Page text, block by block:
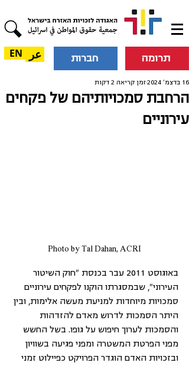
תרומה חברות عر EN
הרחבת סמכויותיהם של פקחים
עירוניים
16 בדצמ׳ 2024 זמן קריאה 2 דקות
Photo by Tal Dahan, ACRI
באוגוסט 2011 עבר בכנסת "חוק השיטור
העירוני", שבמסגרתו הוקנו לפקחים עירוניים
סמכויות מיוחדות למניעת מעשה אלימות, ובין
היתר הסמכות לדרוש מאדם להזדהות
והסמכות לערוך חיפוש על גופו. בשל החשש
מפני הפרטת המשטרה ומפני פגיעה בשוויון
ובזכויות האדם הוגדר הפרויקט כפיילוט זמני